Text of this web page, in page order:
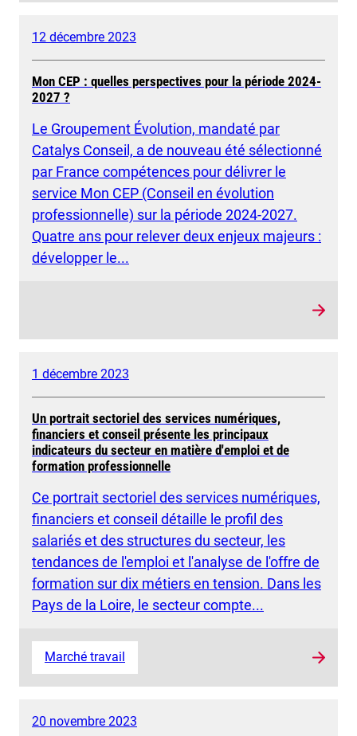
12 décembre 2023
Mon CEP : quelles perspectives pour la période 2024-
2027 ?
Le Groupement Évolution, mandaté par
Catalys Conseil, a de nouveau été sélectionné
par France compétences pour délivrer le
service Mon CEP (Conseil en évolution
professionnelle) sur la période 2024-2027.
Quatre ans pour relever deux enjeux majeurs :
développer le...
1 décembre 2023
Un portrait sectoriel des services numériques,
financiers et conseil présente les principaux
indicateurs du secteur en matière d'emploi et de
formation professionnelle
Ce portrait sectoriel des services numériques,
financiers et conseil détaille le profil des
salariés et des structures du secteur, les
tendances de l'emploi et l'analyse de l'offre de
formation sur dix métiers en tension. Dans les
Pays de la Loire, le secteur compte...
Marché travail
20 novembre 2023